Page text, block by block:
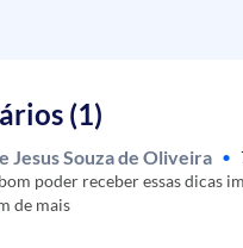
(1)
Jesus Souza de Oliveira •
poder receber essas dicas
de mais